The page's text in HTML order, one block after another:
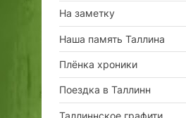
На заметку
Наша память Таллина
Плёнка хроники
Поездка в Таллинн
Таллиннское графити